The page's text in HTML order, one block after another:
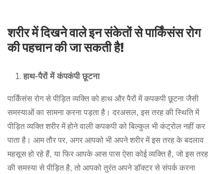
शरीर में दिखने वाले इन संकेतों से पार्किंसंस रोग
की पहचान की जा सकती है!
हाथ-पैरों में कंपकंपी छूटना
पार्किंसंस रोग से पीड़ित व्यक्ति को हाथ और पैरों में कपकपी छूटना जैसी
समस्याओं का सामना करना पड़ता है। दरअसल, इस तरह की स्थिति में
पीड़ित व्यक्ति शरीर में होने वाली कपकपी को बिल्कुल भी कंट्रोल नहीं कर
पाता है। आम तौर पर, अगर आपको भी अपने शरीर में इस तरह के बदलाव
महसूस हो रहे हैं, या फिर आपके आस पास ऐसा कोई व्यक्ति है, जो इस तरह
की समस्या से पीड़ित है, तो आपको तुरंत अपने डॉक्टर से संपर्क करना